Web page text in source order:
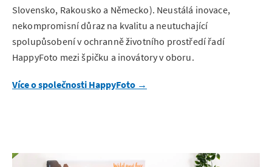
Slovensko, Rakousko a Německo). Neustálá inovace,
nekompromisní důraz na kvalitu a neutuchající
spolupůsobení v ochranně životního prostředí řadí
HappyFoto mezi špičku a inovátory v oboru.
Více o společnosti HappyFoto →